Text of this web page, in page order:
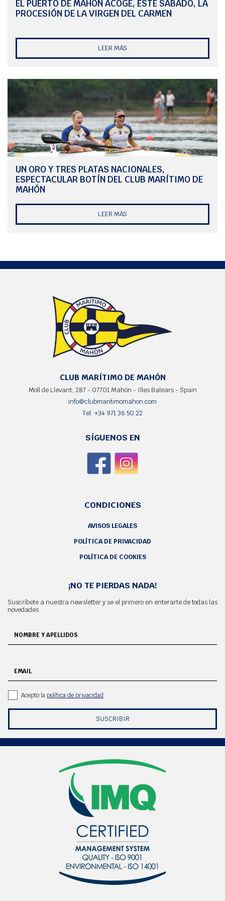
EL PUERTO DE MAHÓN ACOGE, ESTE SÁBADO, LA
PROCESIÓN DE LA VIRGEN DEL CARMEN
LEER MÁS
UN ORO Y TRES PLATAS NACIONALES,
ESPECTACULAR BOTÍN DEL CLUB MARÍTIMO DE
MAHÓN
LEER MÁS
CLUB MARÍTIMO DE MAHÓN
Moll de Llevant, 287 - 07701 Mahón - Illes Balears - Spain
info@clubmaritimomahon.com
Tel: +34 971 36 50 22
SÍGUENOS EN
CONDICIONES
AVISOS LEGALES
POLÍTICA DE PRIVACIDAD
POLÍTICA DE COOKIES
¡NO TE PIERDAS NADA!
Suscríbete a nuestra newsletter y se el primero en enterarte de todas las
novedades
NOMBRE Y APELLIDOS
EMAIL
Acepto la política de privacidad
SUSCRIBIR